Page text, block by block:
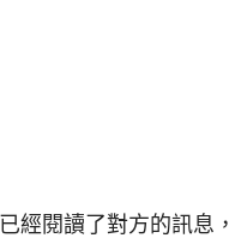
經閱讀了對方的訊息